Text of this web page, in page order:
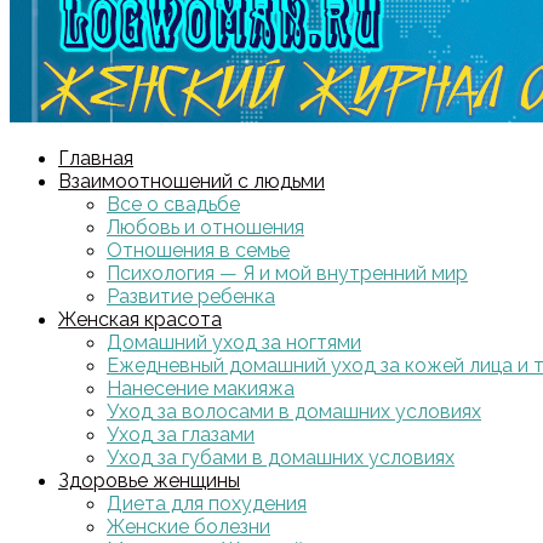
Главная
Взаимоотношений с людьми
Все о свадьбе
Любовь и отношения
Отношения в семье
Психология — Я и мой внутренний мир
Развитие ребенка
Женская красота
Домашний уход за ногтями
Ежедневный домашний уход за кожей лица и
Нанесение макияжа
Уход за волосами в домашних условиях
Уход за глазами
Уход за губами в домашних условиях
Здоровье женщины
Диета для похудения
Женские болезни